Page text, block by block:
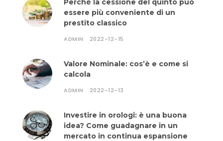
Perché la cessione del quinto può
essere più conveniente di un
prestito classico
ADMIN 2022-12-15
Valore Nominale: cos’è e come si
calcola
ADMIN 2022-12-13
Investire in orologi: è una buona
idea? Come guadagnare in un
mercato in continua espansione